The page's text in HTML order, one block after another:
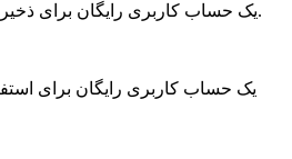
یک حساب کاربری رایگان برای ذخیره آیتم‌های محبوب ایجاد کنید.
یک حساب کاربری رایگان برای